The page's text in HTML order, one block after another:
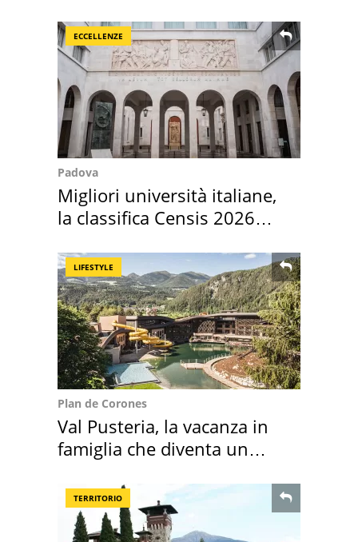
ECCELLENZE
Padova
Migliori università italiane,
la classifica Censis 2026
LIFESTYLE
Plan de Corones
Val Pusteria, la vacanza in
famiglia che diventa un
TERRITORIO